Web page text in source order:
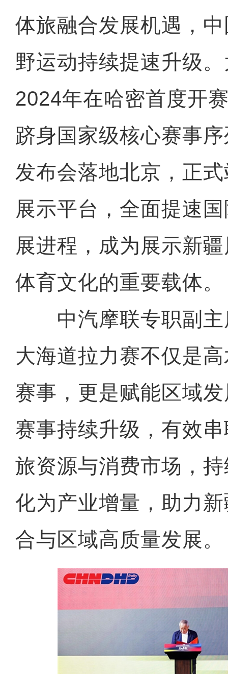
体旅融合发展机遇，
野运动持续提速升级
2024年在哈密首度开
跻身国家级核心赛事
发布会落地北京，正
展示平台，全面提速
展进程，成为展示新
体育文化的重要载体。
中汽摩联专职副主
大海道拉力赛不仅是
赛事，更是赋能区域
赛事持续升级，有效
旅资源与消费市场，
化为产业增量，助力
合与区域高质量发展。